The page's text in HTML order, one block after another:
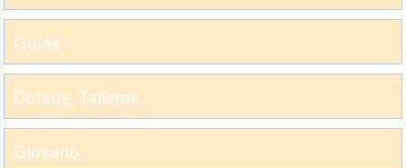
Guías
Cursos, Talleres...
Glosario